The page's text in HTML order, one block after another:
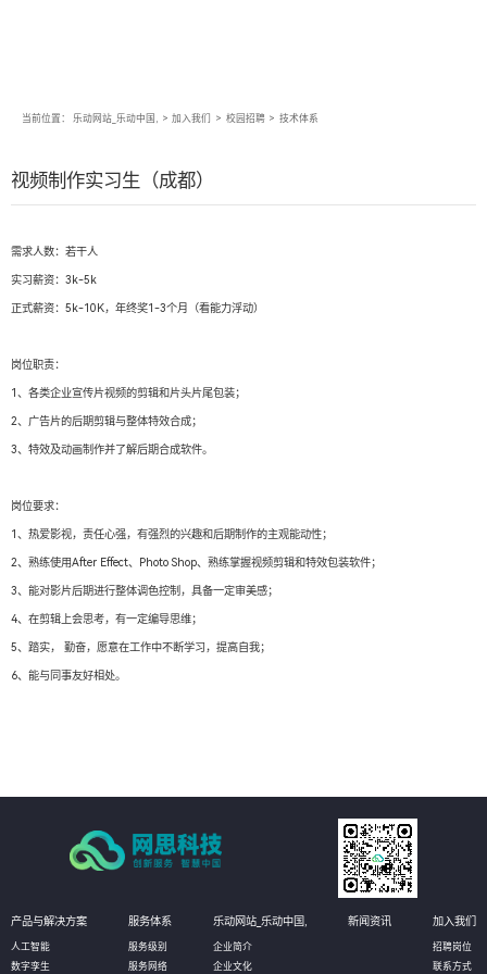
当前位置： 乐动网站_乐动中国, > 加入我们 > 校园招聘 > 技术体系
视频制作实习生（成都）
需求人数：若干人
实习薪资：3k-5k
正式薪资：5k-10K，年终奖1-3个月（看能力浮动）
岗位职责：
1、各类企业宣传片视频的剪辑和片头片尾包装；
2、广告片的后期剪辑与整体特效合成；
3、特效及动画制作并了解后期合成软件。
岗位要求：
1、热爱影视，责任心强，有强烈的兴趣和后期制作的主观能动性；
2、熟练使用After Effect、Photo Shop、熟练掌握视频剪辑和特效包装软件；
3、能对影片后期进行整体调色控制，具备一定审美感；
4、在剪辑上会思考，有一定编导思维；
5、踏实， 勤奋，愿意在工作中不断学习，提高自我；
6、能与同事友好相处。
产品与解决方案
人工智能
数字孪生
服务体系
服务级别
服务网络
乐动网站_乐动中国,
企业简介
企业文化
新闻资讯 加入我们
招聘岗位
联系方式